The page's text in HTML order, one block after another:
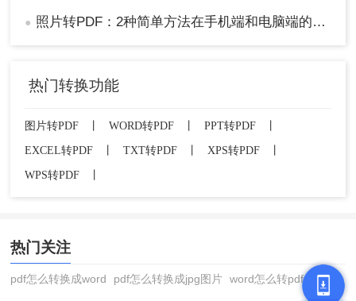
● 照片转PDF：2种简单方法在手机端和电脑端的操作差异！
热门转换功能
图片转PDF WORD转PDF PPT转PDF
EXCEL转PDF
TXT转PDF XPS转PDF
WPS转PDF
热门关注
pdf怎么转换成word pdf怎么转换成jpg图片 word怎么转pdf